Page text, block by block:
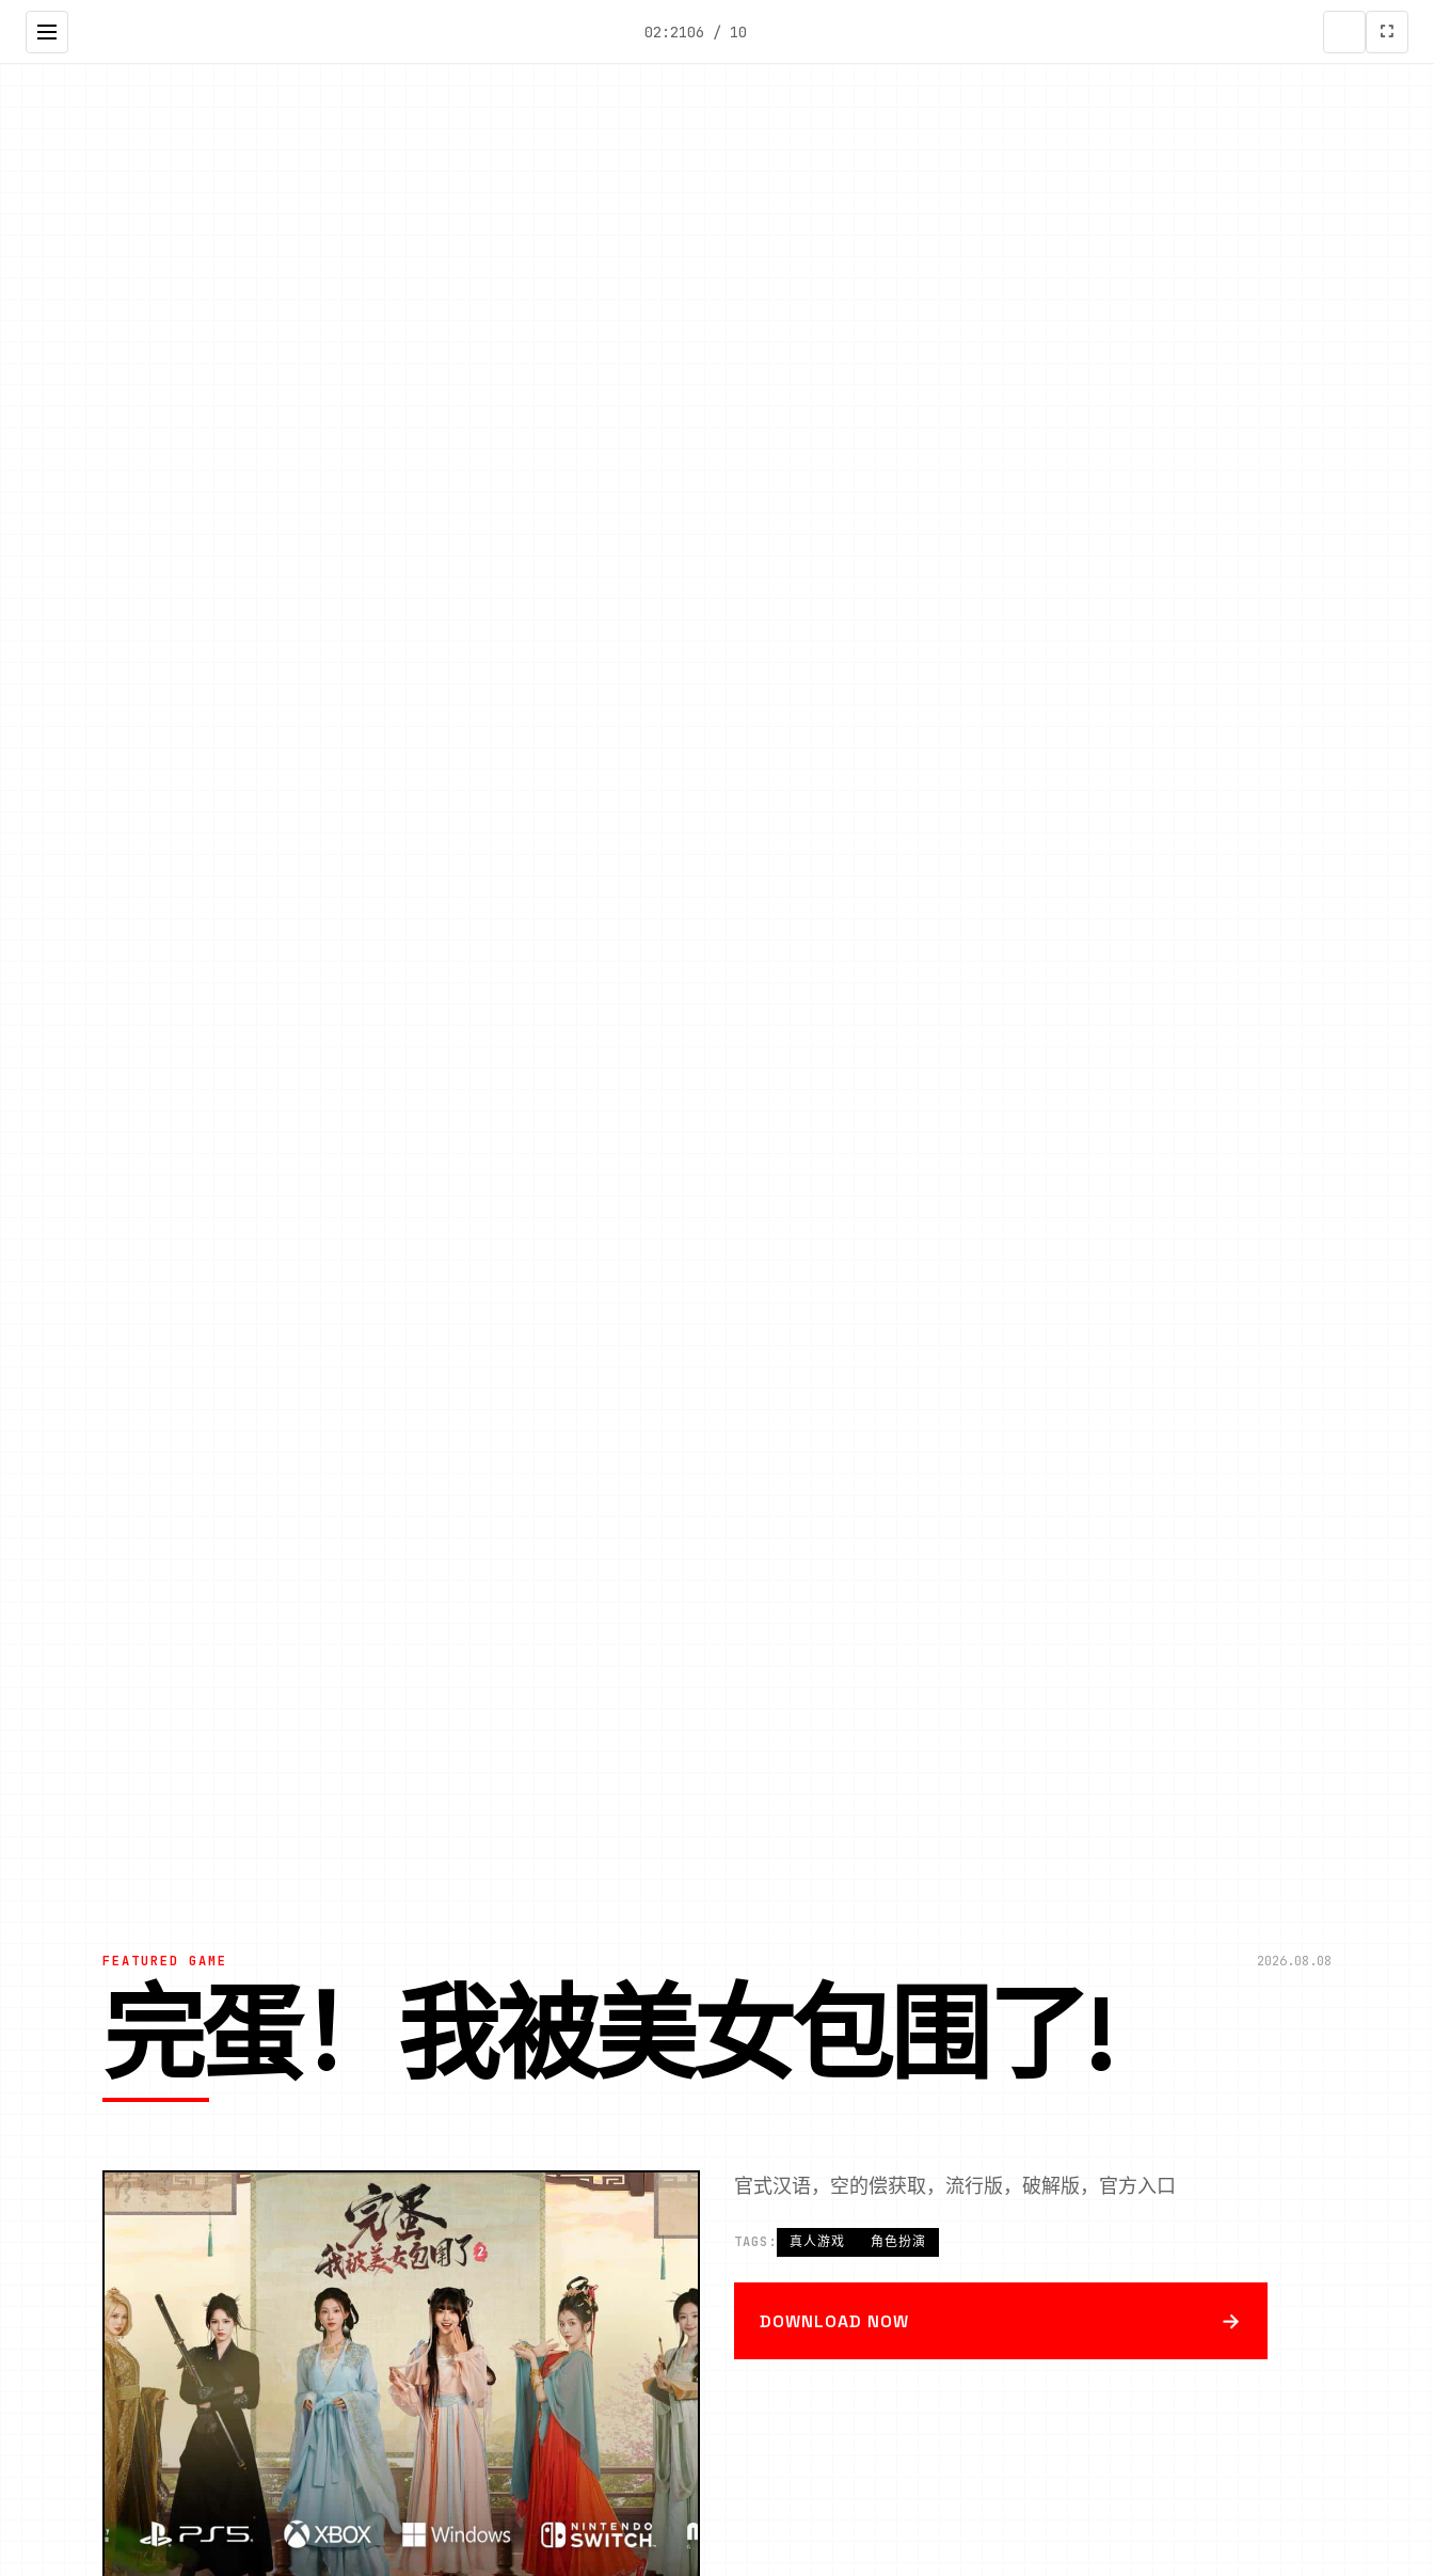
02:2106 / 10
FEATURED GAME 2026.08.08
完蛋！我被美女包围了!
官式汉语，空的偿获取，流行版，破解版，官方入口
TAGS: 真人游戏 角色扮演
DOWNLOAD NOW →